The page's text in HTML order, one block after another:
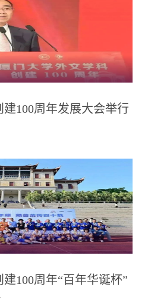
100周年发展大会举行
100周年“百年华诞杯”